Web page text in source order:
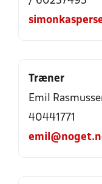
Træner
Emil
40441771